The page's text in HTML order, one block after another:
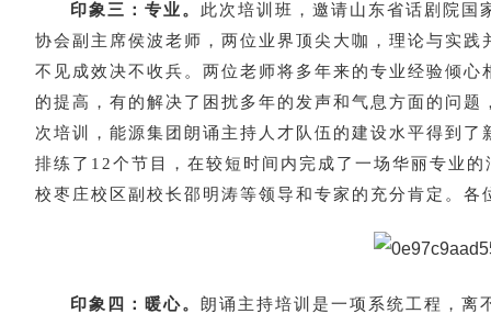
印象三：专业。 此次培训班，邀请山东省话剧院国
协会副主席侯波老师，两位业界顶尖大咖，理论与实
不见成效决不收兵。两位老师将多年来的专业经验倾
的提高，有的解决了困扰多年的发声和气息方面的问
次培训，能源集团朗诵主持人才队伍的建设水平得到
排练了12个节目，在较短时间内完成了一场华丽专业
校枣庄校区副校长邵明涛等领导和专家的充分肯定。
印象四：暖心。 朗诵主持培训是一项系统工程，离